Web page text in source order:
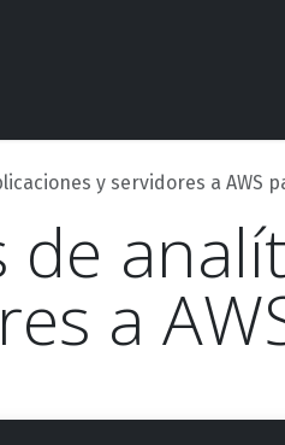
y servidores a AWS
de
a